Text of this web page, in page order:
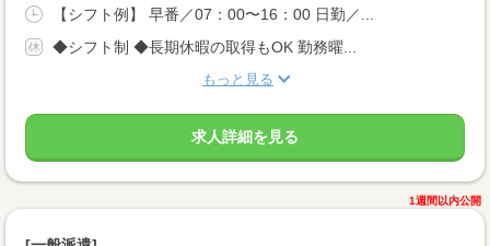
【シフト例】 早番／07：00〜16：00 日勤／...
◆シフト制 ◆長期休暇の取得もOK 勤務曜...
もっと見る
求人詳細を見る
1週間以内公開